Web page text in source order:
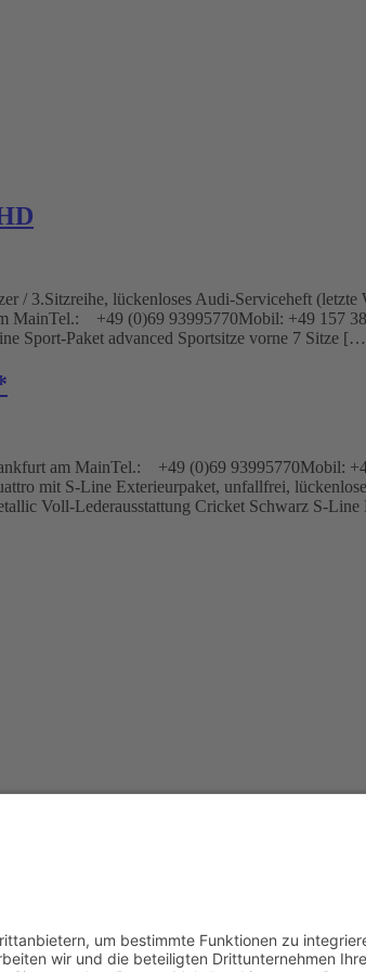
3.Sitzreihe, lückenloses Audi-Serviceheft
MainTel.: +49 (0)69 93995770Mobil: +49 157
Sport-Paket advanced Sportsitze vorne 7 Sitze
am MainTel.: +49 (0)69 93995770Mobil:
mit S-Line Exterieurpaket, unfallfrei,
Voll-Lederausstattung Cricket Schwarz S-